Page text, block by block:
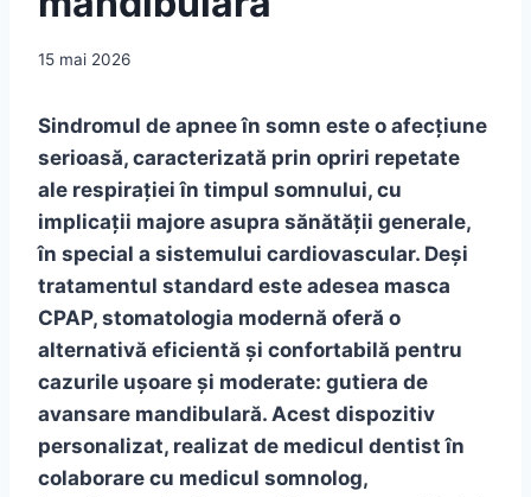
15 mai 2026
Sindromul de apnee în somn este o afecțiune
serioasă, caracterizată prin opriri repetate
ale respirației în timpul somnului, cu
implicații majore asupra sănătății generale,
în special a sistemului cardiovascular. Deși
tratamentul standard este adesea masca
CPAP, stomatologia modernă oferă o
alternativă eficientă și confortabilă pentru
cazurile ușoare și moderate: gutiera de
avansare mandibulară. Acest dispozitiv
personalizat, realizat de medicul dentist în
colaborare cu medicul somnolog,